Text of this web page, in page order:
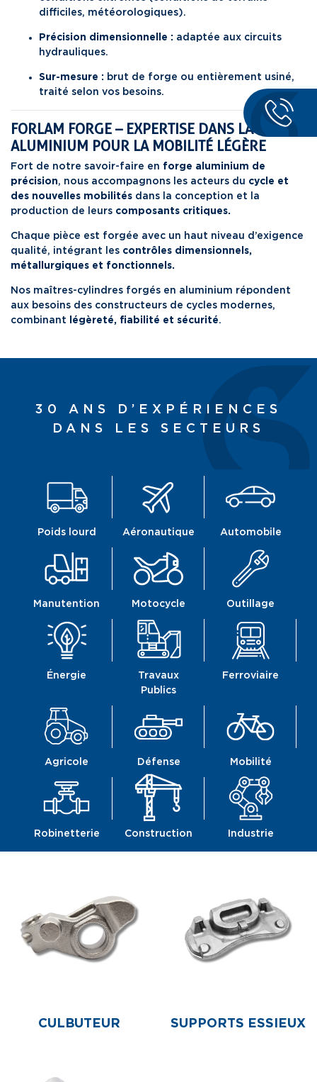
difficiles, météorologiques).
Précision dimensionnelle : adaptée aux circuits
hydrauliques.
Sur-mesure : brut de forge ou entièrement usiné,
traité selon vos besoins.
FORLAM FORGE – EXPERTISE DANS LA FORGE
ALUMINIUM POUR LA MOBILITÉ LÉGÈRE
Fort de notre savoir-faire en forge aluminium de
précision, nous accompagnons les acteurs du cycle et
des nouvelles mobilités dans la conception et la
production de leurs composants critiques.
Chaque pièce est forgée avec un haut niveau d’exigence
qualité, intégrant les contrôles dimensionnels,
métallurgiques et fonctionnels.
Nos maîtres-cylindres forgés en aluminium répondent
aux besoins des constructeurs de cycles modernes,
combinant
légèreté, fiabilité et sécurité.
30 ANS D’EXPÉRIENCES
DANS LES SECTEURS
Poids lourd Aéronautique Automobile
Manutention Motocycle Outillage
Énergie
Travaux
Publics
Ferroviaire
Agricole Défense Mobilité
Robinetterie Construction Industrie
CULBUTEUR SUPPORTS ESSIEUX